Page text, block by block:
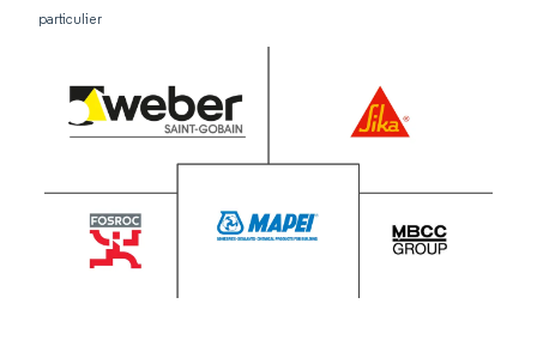
particulier